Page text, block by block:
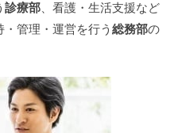
診療部、看護・生活支援など
管理・運営を行う 総務部の